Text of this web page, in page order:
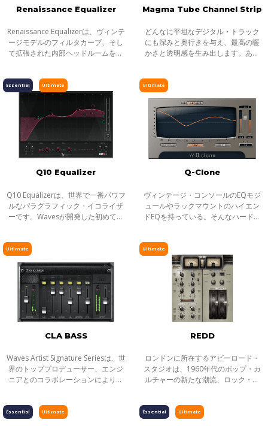
Renaissance Equalizer
Renaissance Equalizerは、ヴィンテ
ージモデルのフィルタカーブ、そし
て拡張された内部ヘッドルームを持
アルタイム・アナライザー（RTA）機
能を備
Magma Tube Channel Strip
どんなに平坦なデジタル・トラック
にも深みと奥行きを与え、最高の暖
かさと透明感を生み出します。あら
ぐにシルキーなトップエンドと極太
のボトムエ
Ultimate
Essential
Q10 Equalizer
Q10 Equalizerは、世界で一番パワフ
ルなパラグラフィック・イコライザ
ーです。Wavesが開発した初めての
ントともなった製品です。長年に渡
りあらゆ
Ultimate
Q-Clone
ヴィンテージ・コンソールのEQモジ
ュールやラックマウントのハイエン
ドEQを持っている。そんなハードウ
るのは不可能。設定のトータルリコ
ールや、
Ultimate
CLA BASS
Waves Artist Signature Seriesは、世
界のトッププロデューサー、エンジ
ニアとのコラボレーションにより生
グインは、アーティストの個性的な
Ultimate
REDD
ロンドンに所在するアビーロード・
スタジオは、1960年代のポップ・カ
ルチャーの新たな潮流、ロック・ミ
ドをはじめ、数々の光輝く先駆者が
Ultimate
Essential Ultimate
Essential